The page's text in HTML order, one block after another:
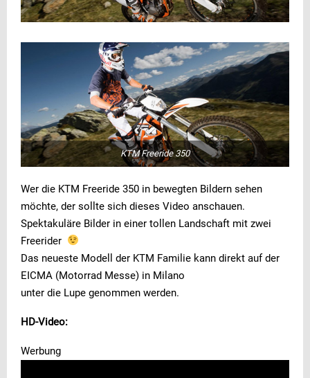
KTM Freeride 350
Wer die KTM Freeride 350 in bewegten Bildern sehen
möchte, der sollte sich dieses Video anschauen.
Spektakuläre Bilder in einer tollen Landschaft mit zwei
Freerider
Das neueste Modell der KTM Familie kann direkt auf der
EICMA (Motorrad Messe) in Milano
unter die Lupe genommen werden.
HD-Video:
Werbung